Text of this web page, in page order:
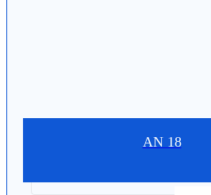
AN 18